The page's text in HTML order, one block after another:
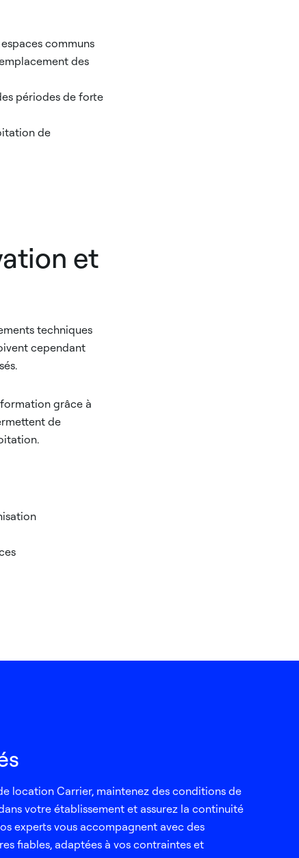
communs
des
périodes de forte
de
et
techniques
cependant
grâce à
de
location Carrier, maintenez des conditions de
votre établissement et assurez la continuité
experts vous accompagnent avec des
fiables, adaptées à vos contraintes et